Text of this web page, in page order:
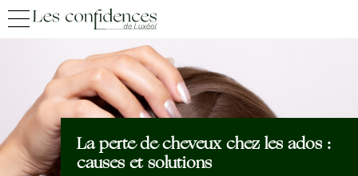
La perte de cheveux chez les ados :
causes et solutions